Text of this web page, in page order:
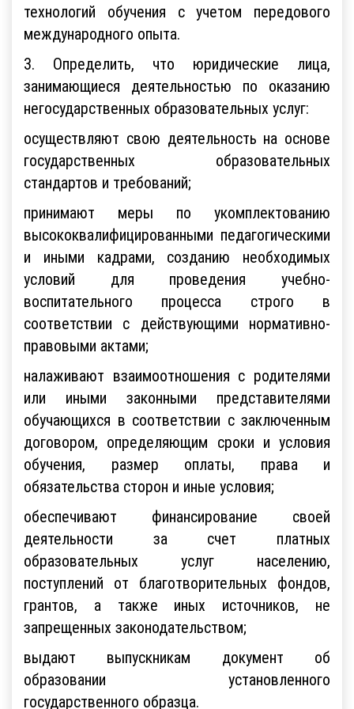
технологий обучения с учетом передового
международного опыта.
3. Определить, что юридические лица,
занимающиеся деятельностью по оказанию
негосударственных образовательных услуг:
осуществляют свою деятельность на основе
государственных образовательных
стандартов и требований;
принимают меры по укомплектованию
высококвалифицированными педагогическими
и иными кадрами, созданию необходимых
условий для проведения учебно-
воспитательного процесса строго в
соответствии с действующими нормативно-
правовыми актами;
налаживают взаимоотношения с родителями
или иными законными представителями
обучающихся в соответствии с заключенным
договором, определяющим сроки и условия
обучения, размер оплаты, права и
обязательства сторон и иные условия;
обеспечивают финансирование своей
деятельности за счет платных
образовательных услуг населению,
поступлений от благотворительных фондов,
грантов, а также иных источников, не
запрещенных законодательством;
выдают выпускникам документ об
образовании установленного
государственного образца.